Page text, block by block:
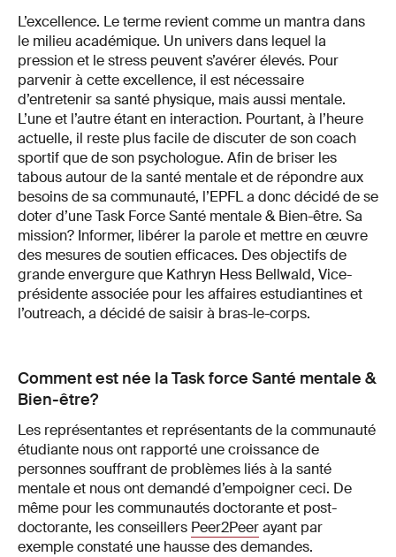
L’excellence. Le terme revient comme un mantra dans
le milieu académique. Un univers dans lequel la
pression et le stress peuvent s’avérer élevés. Pour
parvenir à cette excellence, il est nécessaire
d’entretenir sa santé physique, mais aussi mentale.
L’une et l’autre étant en interaction. Pourtant, à l’heure
actuelle, il reste plus facile de discuter de son coach
sportif que de son psychologue. Afin de briser les
tabous autour de la santé mentale et de répondre aux
besoins de sa communauté, l’EPFL a donc décidé de se
doter d’une Task Force Santé mentale & Bien-être. Sa
mission? Informer, libérer la parole et mettre en œuvre
des mesures de soutien efficaces. Des objectifs de
grande envergure que Kathryn Hess Bellwald, Vice-
présidente associée pour les affaires estudiantines et
l’outreach, a décidé de saisir à bras-le-corps.
Comment est née la Task force Santé mentale &
Bien-être?
Les représentantes et représentants de la communauté
étudiante nous ont rapporté une croissance de
personnes souffrant de problèmes liés à la santé
mentale et nous ont demandé d’empoigner ceci. De
même pour les communautés doctorante et post-
doctorante, les conseillers Peer2Peerayant par
exemple constaté une hausse des demandes.